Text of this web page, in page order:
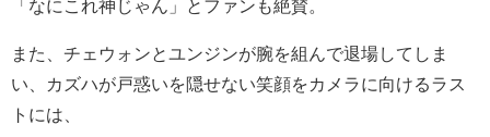
「なにこれ神じゃん」とファンも絶賛。
また、チェウォンとユンジンが腕を組んで退場してしま
い、カズハが戸惑いを隠せない笑顔をカメラに向けるラス
トには、